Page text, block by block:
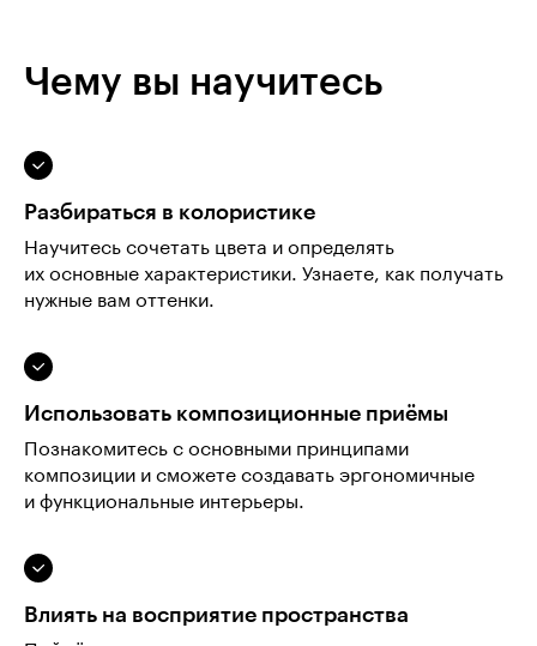
Чему вы научитесь
Разбираться в колористике
Научитесь сочетать цвета и определять
их основные характеристики. Узнаете, как получать
нужные вам оттенки.
Использовать композиционные приёмы
Познакомитесь с основными принципами
композиции и сможете создавать эргономичные
и функциональные интерьеры.
Влиять на восприятие пространства